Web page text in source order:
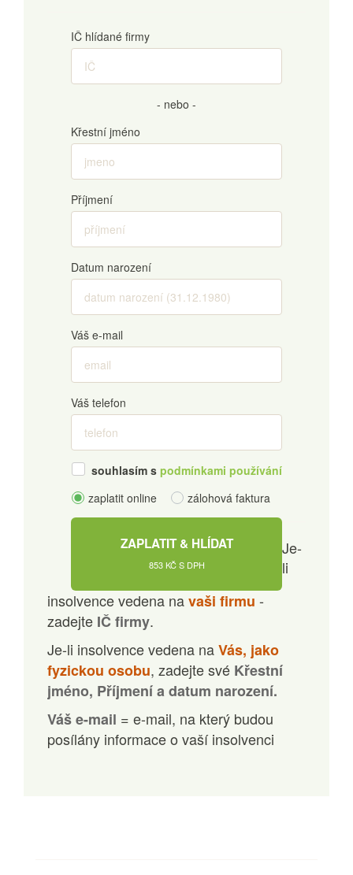
IČ hlídané firmy
- nebo -
Křestní jméno
Příjmení
Datum narození
Váš e-mail
Váš telefon
souhlasím s podmínkami používání
zaplatit online
zálohová faktura
ZAPLATIT & HLÍDAT
853 KČ S DPH
Je-
li
insolvence vedena navaši firmu -
zadejte IČ firmy.
Je-li insolvence vedena naVás, jako
fyzickou osobu, zadejte své Křestní
jméno, Příjmení a datum narození.
Váš e-mail = e-mail, na který budou
posílány informace o vaší insolvenci